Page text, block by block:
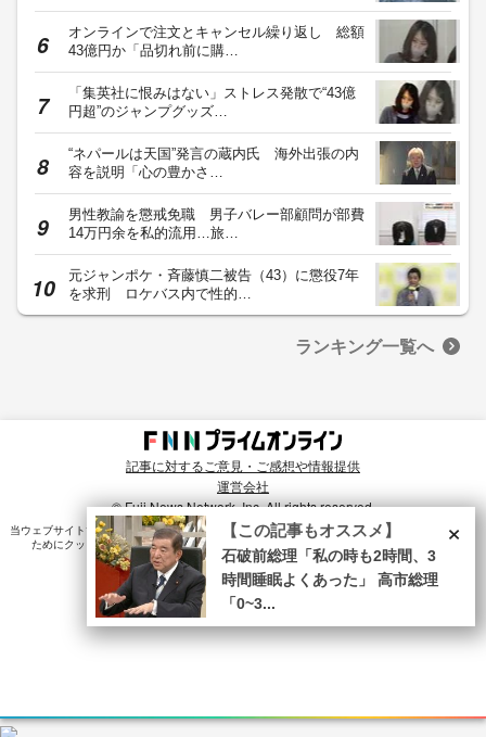
オンラインで注文とキャンセル繰り返し 総額
43億円か「品切れ前に購…
「集英社に恨みはない」ストレス発散で“43億
円超”のジャンプグッズ…
“ネパールは天国”発言の蔵内氏 海外出張の内
容を説明「心の豊かさ…
男性教諭を懲戒免職 男子バレー部顧問が部費
14万円余を私的流用…旅…
元ジャンポケ・斉藤慎二被告（43）に懲役7年
を求刑 ロケバス内で性的…
ランキング一覧へ
記事に対するご意見・ご感想や情報提供
運営会社
© Fuji News Network, Inc. All rights reserved.
当ウェブサイトでは、ユーザのニーズ・興味・関⼼に合致したコンテンツや広告配信を提供する
ためにクッキーを使⽤しています。詳細は、
プライバシーポリシー をご確認ください。×
【この記事もオススメ】
石破前総理「私の時も2時間、3
時間睡眠よくあった」 高市総理
「0~3...